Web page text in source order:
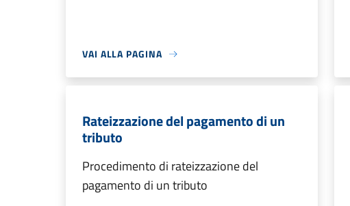
VAI ALLA PAGINA
Rateizzazione del pagamento di un
tributo
Procedimento di rateizzazione del
pagamento di un tributo